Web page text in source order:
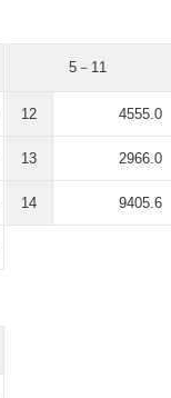
5－11
12 4555.0
13 2966.0
14 9405.6